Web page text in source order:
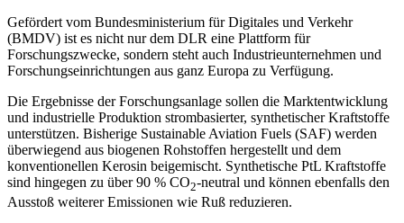
Gefördert vom Bundesministerium für Digitales und Verkehr
(BMDV) ist es nicht nur dem DLR eine Plattform für
Forschungszwecke, sondern steht auch Industrieunternehmen und
Forschungseinrichtungen aus ganz Europa zu Verfügung.
Die Ergebnisse der Forschungsanlage sollen die Marktentwicklung
und industrielle Produktion strombasierter, synthetischer Kraftstoffe
unterstützen. Bisherige Sustainable Aviation Fuels (SAF) werden
überwiegend aus biogenen Rohstoffen hergestellt und dem
konventionellen Kerosin beigemischt. Synthetische PtL Kraftstoffe
sind hingegen zu über 90 % CO2-neutral und können ebenfalls den
Ausstoß weiterer Emissionen wie Ruß reduzieren.